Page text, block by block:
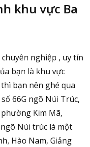
khu vực Ba
nghiệp , uy tín
bạn là khu vực
bạn nên ghé qua
66G ngõ Núi Trúc,
Kim Mã,
Núi trúc là một
Hào Nam, Giảng